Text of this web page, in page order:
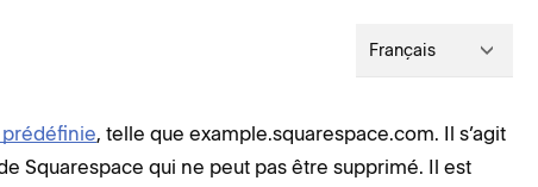
Français
prédéfinie, telle que example.squarespace.com. Il s’agit
Squarespace qui ne peut pas être supprimé. Il est